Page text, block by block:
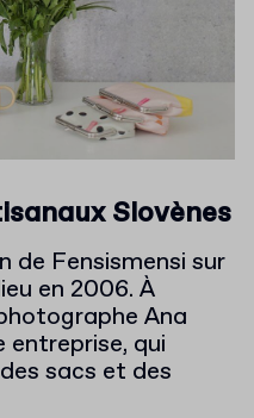
Slovènes
de Fensismensi sur
en 2006. À
Ana
entreprise, qui
sacs et des